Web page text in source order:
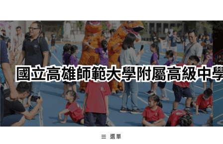
轉
至
主
內
容
選單